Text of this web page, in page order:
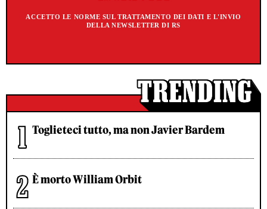
ACCETTO LE NORME SUL TRATTAMENTO DEI DATI E L'INVIO
DELLA NEWSLETTER DI RS
Toglieteci tutto, ma non Javier Bardem
È morto William Orbit